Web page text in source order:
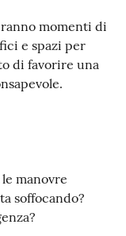
momenti di
e spazi per
di favorire una
manovre
soffocando?